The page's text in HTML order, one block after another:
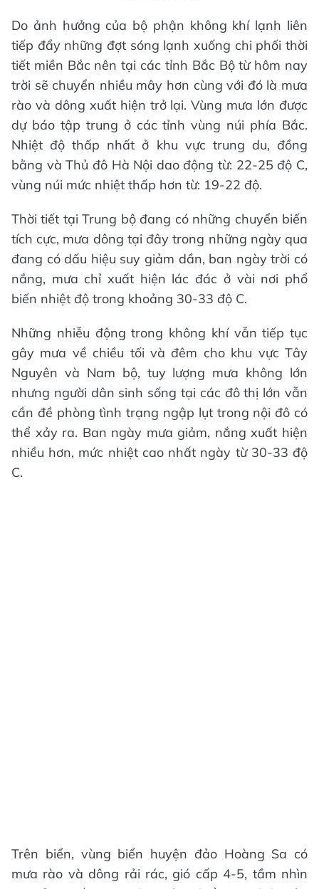
Do ảnh hưởng của bộ phận không khí lạnh liên
tiếp đẩy những đợt sóng lạnh xuống chi phối thời
tiết miền Bắc nên tại các tỉnh Bắc Bộ từ hôm nay
trời sẽ chuyển nhiều mây hơn cùng với đó là mưa
rào và dông xuất hiện trở lại. Vùng mưa lớn được
dự báo tập trung ở các tỉnh vùng núi phía Bắc.
Nhiệt độ thấp nhất ở khu vực trung du, đồng
bằng và Thủ đô Hà Nội dao động từ: 22-25 độ C,
vùng núi mức nhiệt thấp hơn từ: 19-22 độ.
Thời tiết tại Trung bộ đang có những chuyển biến
tích cực, mưa dông tại đây trong những ngày qua
đang có dấu hiệu suy giảm dần, ban ngày trời có
nắng, mưa chỉ xuất hiện lác đác ở vài nơi phổ
biến nhiệt độ trong khoảng 30-33 độ C.
Những nhiễu động trong không khí vẫn tiếp tục
gây mưa về chiều tối và đêm cho khu vực Tây
Nguyên và Nam bộ, tuy lượng mưa không lớn
nhưng người dân sinh sống tại các đô thị lớn vẫn
cần đề phòng tình trạng ngập lụt trong nội đô có
thể xảy ra. Ban ngày mưa giảm, nắng xuất hiện
nhiều hơn, mức nhiệt cao nhất ngày từ 30-33 độ
C.
Trên biển, vùng biển huyện đảo Hoàng Sa có
mưa rào và dông rải rác, gió cấp 4-5, tầm nhìn